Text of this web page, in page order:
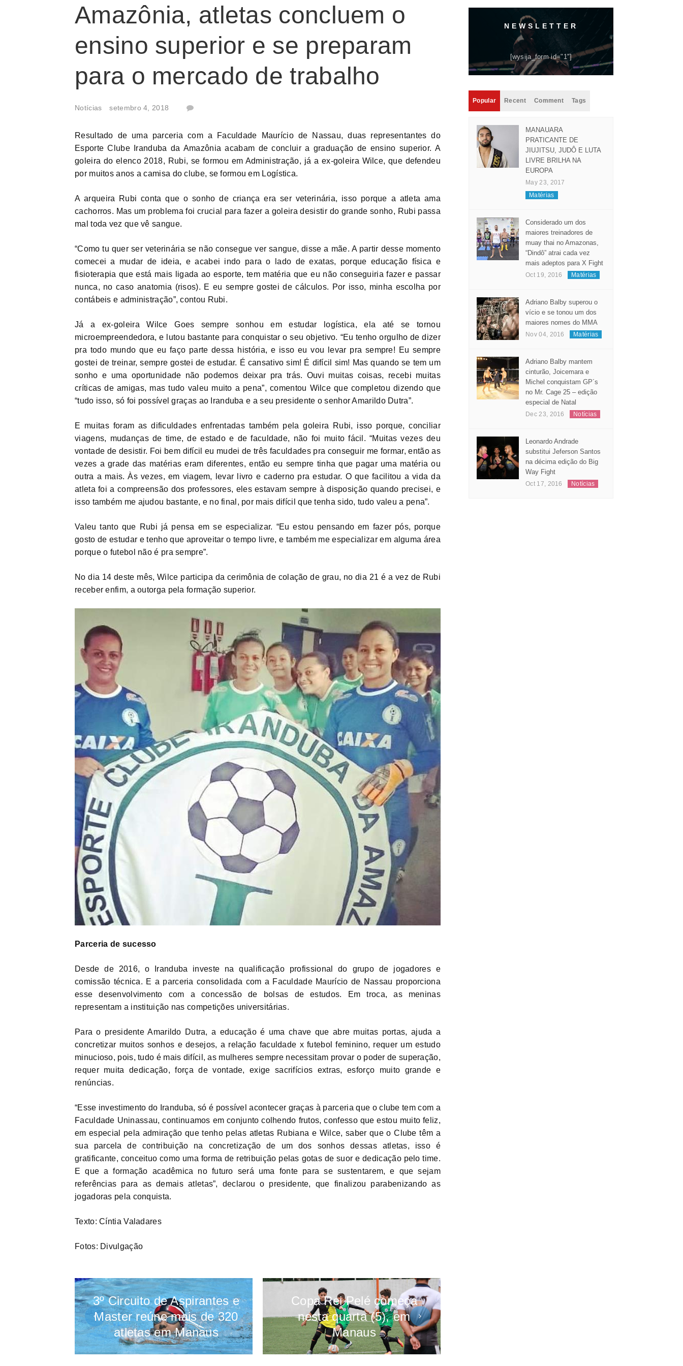
Amazônia, atletas concluem o
ensino superior e se preparam
para o mercado de trabalho
Notícias setembro 4, 2018
Resultado de uma parceria com a Faculdade Maurício de Nassau, duas representantes do
Esporte Clube Iranduba da Amazônia acabam de concluir a graduação de ensino superior. A
goleira do elenco 2018, Rubi, se formou em Administração, já a ex-goleira Wilce, que defendeu
por muitos anos a camisa do clube, se formou em Logística.
A arqueira Rubi conta que o sonho de criança era ser veterinária, isso porque a atleta ama
cachorros. Mas um problema foi crucial para fazer a goleira desistir do grande sonho, Rubi passa
mal toda vez que vê sangue.
“Como tu quer ser veterinária se não consegue ver sangue, disse a mãe. A partir desse momento
comecei a mudar de ideia, e acabei indo para o lado de exatas, porque educação física e
fisioterapia que está mais ligada ao esporte, tem matéria que eu não conseguiria fazer e passar
nunca, no caso anatomia (risos). E eu sempre gostei de cálculos. Por isso, minha escolha por
contábeis e administração”, contou Rubi.
Já a ex-goleira Wilce Goes sempre sonhou em estudar logística, ela até se tornou
microempreendedora, e lutou bastante para conquistar o seu objetivo. “Eu tenho orgulho de dizer
pra todo mundo que eu faço parte dessa história, e isso eu vou levar pra sempre! Eu sempre
gostei de treinar, sempre gostei de estudar. É cansativo sim! É difícil sim! Mas quando se tem um
sonho e uma oportunidade não podemos deixar pra trás. Ouvi muitas coisas, recebi muitas
críticas de amigas, mas tudo valeu muito a pena”, comentou Wilce que completou dizendo que
“tudo isso, só foi possível graças ao Iranduba e a seu presidente o senhor Amarildo Dutra”.
E muitas foram as dificuldades enfrentadas também pela goleira Rubi, isso porque, conciliar
viagens, mudanças de time, de estado e de faculdade, não foi muito fácil. “Muitas vezes deu
vontade de desistir. Foi bem difícil eu mudei de três faculdades pra conseguir me formar, então as
vezes a grade das matérias eram diferentes, então eu sempre tinha que pagar uma matéria ou
outra a mais. Às vezes, em viagem, levar livro e caderno pra estudar. O que facilitou a vida da
atleta foi a compreensão dos professores, eles estavam sempre à disposição quando precisei, e
isso também me ajudou bastante, e no final, por mais difícil que tenha sido, tudo valeu a pena”.
Valeu tanto que Rubi já pensa em se especializar. “Eu estou pensando em fazer pós, porque
gosto de estudar e tenho que aproveitar o tempo livre, e também me especializar em alguma área
porque o futebol não é pra sempre”.
No dia 14 deste mês, Wilce participa da cerimônia de colação de grau, no dia 21 é a vez de Rubi
receber enfim, a outorga pela formação superior.
Parceria de sucesso
Desde de 2016, o Iranduba investe na qualificação profissional do grupo de jogadores e
comissão técnica. E a parceria consolidada com a Faculdade Maurício de Nassau proporciona
esse desenvolvimento com a concessão de bolsas de estudos. Em troca, as meninas
representam a instituição nas competições universitárias.
Para o presidente Amarildo Dutra, a educação é uma chave que abre muitas portas, ajuda a
concretizar muitos sonhos e desejos, a relação faculdade x futebol feminino, requer um estudo
minucioso, pois, tudo é mais difícil, as mulheres sempre necessitam provar o poder de superação,
requer muita dedicação, força de vontade, exige sacrifícios extras, esforço muito grande e
renúncias.
“Esse investimento do Iranduba, só é possível acontecer graças à parceria que o clube tem com a
Faculdade Uninassau, continuamos em conjunto colhendo frutos, confesso que estou muito feliz,
em especial pela admiração que tenho pelas atletas Rubiana e Wilce, saber que o Clube têm a
sua parcela de contribuição na concretização de um dos sonhos dessas atletas, isso é
gratificante, conceituo como uma forma de retribuição pelas gotas de suor e dedicação pelo time.
E que a formação acadêmica no futuro será uma fonte para se sustentarem, e que sejam
referências para as demais atletas”, declarou o presidente, que finalizou parabenizando as
jogadoras pela conquista.
Texto: Cíntia Valadares
Fotos: Divulgação
3º Circuito de Aspirantes e
Master reúne mais de 320
atletas em Manaus
Copa Rei Pelé começa
nesta quarta (5), em
Manaus
NEWSLETTER
Popular Recent
MANAUARA
PRATICANTE DE
JIUJITSU, JUDÔ E LUTA
LIVRE BRILHA NA
EUROPA
Matérias
Considerado um dos
maiores treinadores de
muay thai no Amazonas,
“Dindô” atrai cada vez
Oct 19, 2016
Adriano Balby superou o
vício e se tonou um dos
Nov 04, 2016
Adriano Balby mantem
cinturão, Joicemara e
Michel conquistam GP´s
no Mr. Cage 25 – edição
Dec 23, 2016 Notícias
Leonardo Andrade
substitui Jeferson Santos
na décima edição do Big